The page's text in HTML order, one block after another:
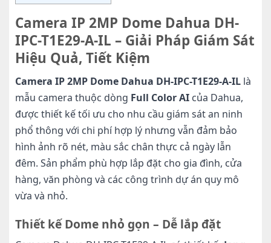
Camera IP 2MP Dome Dahua DH-
IPC-T1E29-A-IL – Giải Pháp Giám Sát
Hiệu Quả, Tiết Kiệm
Camera IP 2MP Dome Dahua DH-IPC-T1E29-A-ILlà
mẫu camera thuộc dòng Full Color AIcủa Dahua,
được thiết kế tối ưu cho nhu cầu giám sát an ninh
phổ thông với chi phí hợp lý nhưng vẫn đảm bảo
hình ảnh rõ nét, màu sắc chân thực cả ngày lẫn
đêm. Sản phẩm phù hợp lắp đặt cho gia đình, cửa
hàng, văn phòng và các công trình dự án quy mô
vừa và nhỏ.
Thiết kế Dome nhỏ gọn – Dễ lắp đặt